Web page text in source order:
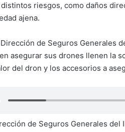
riesgos, como daños
ajena.
de Seguros Generales
asegurar sus drones llenen la
del dron y los accesorios a
de Seguros Generales del